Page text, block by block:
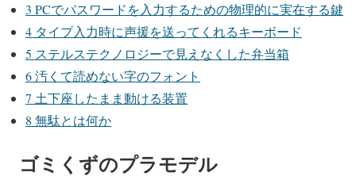
3 PCでパスワードを入力するための物理的に実在する鍵
4 タイプ入力時に声援を送ってくれるキーボード
5 ステルステクノロジーで見えなくした弁当箱
6汚くて読めない字のフォント
7 土下座したまま動ける装置
8 無駄とは何か
ゴミくずのプラモデル